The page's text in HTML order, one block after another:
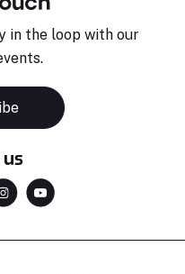
in the loop with our